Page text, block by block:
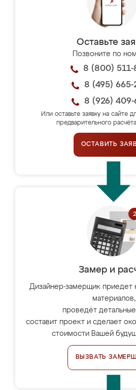
Оставьте
Позвоните по
8 (800) 511-
8 (495) 665-
8 (926) 409-
Или оставьте заявку на сайте
предварительного
ОСТАВИТЬ
Замер и
Дизайнер-замерщик приедет
материалов,
проведёт
составит проект и сделает
стоимости Вашей
ВЫЗВАТЬ